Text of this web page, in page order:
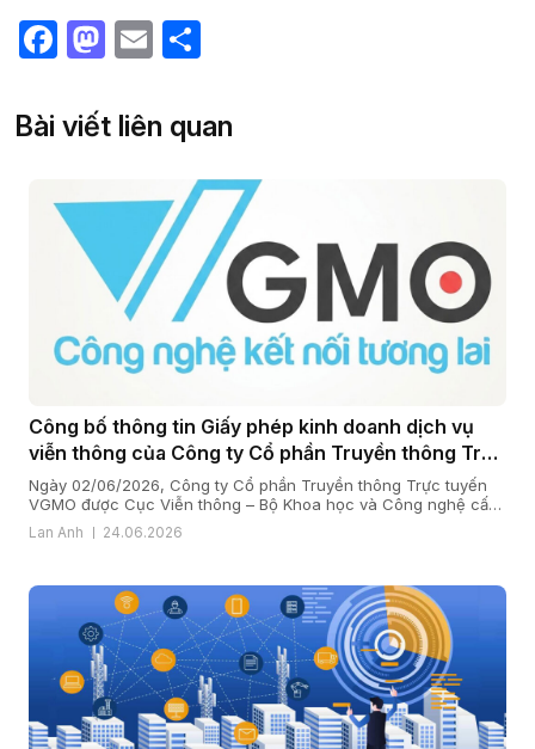
Facebook
Mastodon
Email
Bài viết liên quan
Công bố thông tin Giấy phép kinh doanh dịch vụ
viễn thông của Công ty Cổ phần Truyền thông Trực
tuyến VGMO
Ngày 02/06/2026, Công ty Cổ phần Truyền thông Trực tuyến
VGMO được Cục Viễn thông – Bộ Khoa học và Công nghệ cấp
Giấy phép kinh doanh dịch vụ viễn thông số 180/GP-CVT. Thực
hiện quy định tại khoản 6 Điều 35 Nghị định số 163/2024/NĐ-
Lan Anh 24.06.2026